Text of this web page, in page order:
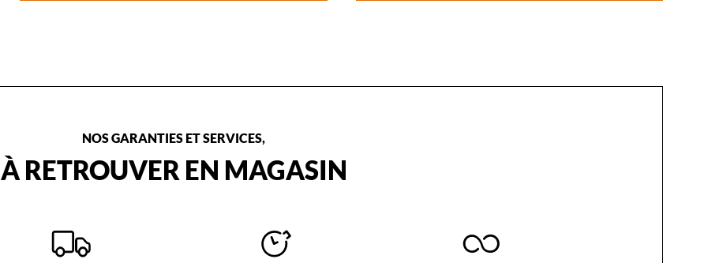
NOS GARANTIES ET SERVICES,
À RETROUVER EN MAGASIN